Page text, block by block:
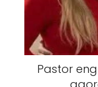
Pastor